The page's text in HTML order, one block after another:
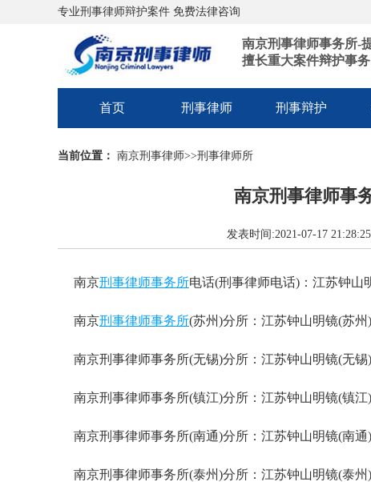
专业刑事律师辩护案件 免费法律咨询
南京刑事律师事务所-
擅长重大案件辩护事
首页 刑事律师 刑事辩护
当前位置： 南京刑事律师>>刑事律师所
南京刑事律师事
发表时间:2021-07-17
南京刑事律师事务所电话(刑事律师电话)：江苏钟山
南京刑事律师事务所(苏州)分所：江苏钟山明镜(苏
南京刑事律师事务所(无锡)分所：江苏钟山明镜(无锡
南京刑事律师事务所(镇江)分所：江苏钟山明镜(镇江
南京刑事律师事务所(南通)分所：江苏钟山明镜(南
南京刑事律师事务所(泰州)分所：江苏钟山明镜(泰